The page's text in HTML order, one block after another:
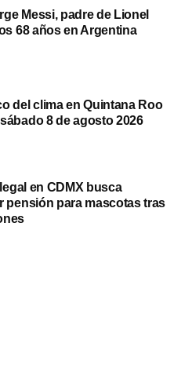
Messi, padre de Lionel
68 años en Argentina
del clima en Quintana Roo
8 de agosto 2026
en CDMX busca
pensión para mascotas tras